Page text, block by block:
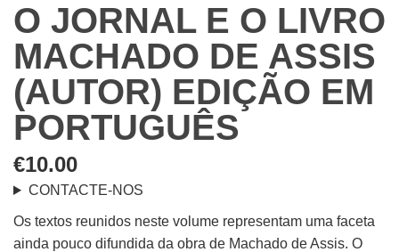
O JORNAL E O LIVRO
MACHADO DE ASSIS
(AUTOR) EDIÇÃO EM
PORTUGUÊS
€10.00
CONTACTE-NOS
Os textos reunidos neste volume representam uma faceta
ainda pouco difundida da obra de Machado de Assis. O